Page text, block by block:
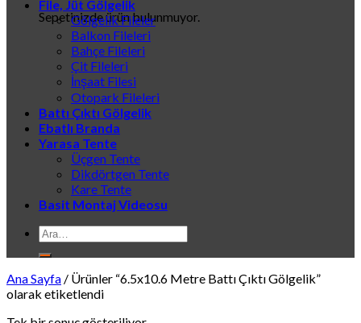
Sepetinizde ürün bulunmuyor.
File, Jüt Gölgelik
Gölgelik Fileler
Balkon Fileleri
Bahçe Fileleri
Çit Fileleri
İnşaat Filesi
Otopark Fileleri
Battı Çıktı Gölgelik
Ebatlı Branda
Yarasa Tente
Üçgen Tente
Dikdörtgen Tente
Kare Tente
Basit Montaj Videosu
Ara:
Ana Sayfa / Ürünler “6.5x10.6 Metre Battı Çıktı Gölgelik”
olarak etiketlendi